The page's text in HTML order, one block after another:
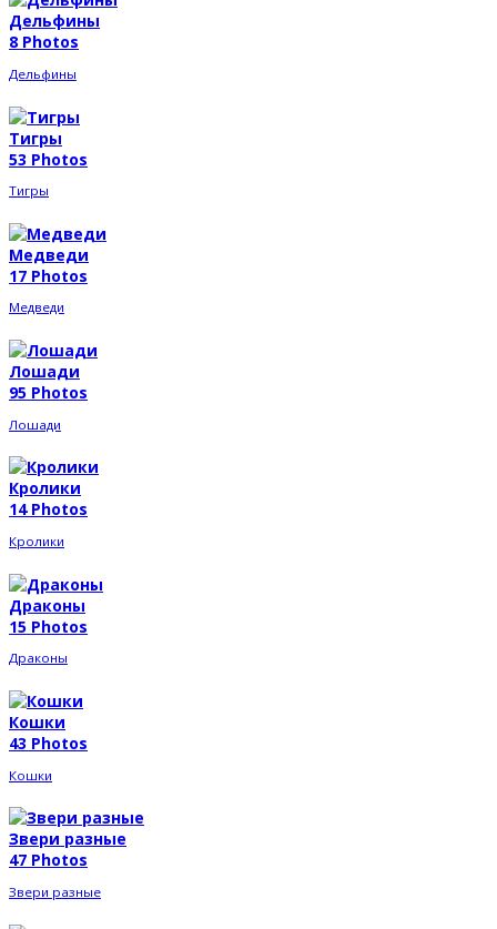
Дельфины
8 Photos
Дельфины
Тигры
53 Photos
Тигры
Медведи
17 Photos
Медведи
Лошади
95 Photos
Лошади
Кролики
14 Photos
Кролики
Драконы
15 Photos
Драконы
Кошки
43 Photos
Кошки
Звери разные
47 Photos
Звери разные